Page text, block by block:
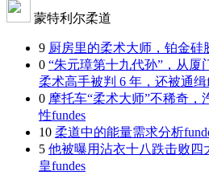
蒙特利尔柔道
9 厨房里的柔术大师，铂金硅
0 “朱元璋第十九代孙”，从厦
柔术高手被判 6 年，还被通缉
0 摩托车“柔术大师”不稀奇，
性fundes
10 柔道中的能量需求分析
5 他被曝用沾衣十八跌击败四
皇fundes